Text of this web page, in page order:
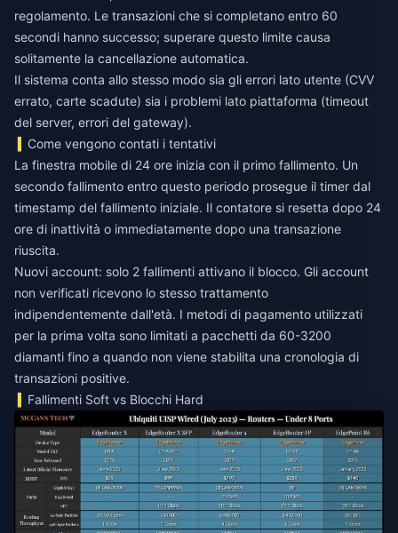
regolamento. Le transazioni che si completano entro 60
secondi hanno successo; superare questo limite causa
solitamente la cancellazione automatica.
Il sistema conta allo stesso modo sia gli errori lato utente (CVV
errato, carte scadute) sia i problemi lato piattaforma (timeout
del server, errori del gateway).
Come vengono contati i tentativi
La finestra mobile di 24 ore inizia con il primo fallimento. Un
secondo fallimento entro questo periodo prosegue il timer dal
timestamp del fallimento iniziale. Il contatore si resetta dopo 24
ore di inattività o immediatamente dopo una transazione
riuscita.
Nuovi account: solo 2 fallimenti attivano il blocco. Gli account
non verificati ricevono lo stesso trattamento
indipendentemente dall'età. I metodi di pagamento utilizzati
per la prima volta sono limitati a pacchetti da 60-3200
diamanti fino a quando non viene stabilita una cronologia di
transazioni positive.
Fallimenti Soft vs Blocchi Hard